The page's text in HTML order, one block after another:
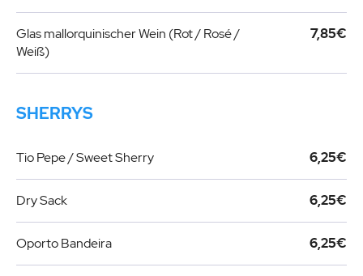
Glas mallorquinischer Wein (Rot / Rosé /
Weiß)
7,85€
SHERRYS
Tio Pepe / Sweet Sherry 6,25€
Dry Sack 6,25€
Oporto Bandeira 6,25€